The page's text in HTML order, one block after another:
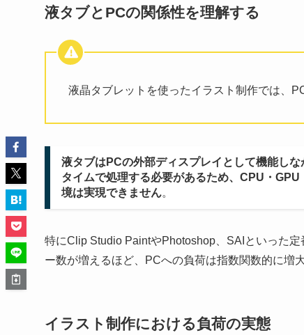
液タブとPCの関係性を理解する
液晶タブレットを使ったイラスト制作では、
液タブはPCの外部ディスプレイとして機能し
タイムで処理する必要があるため、CPU・
境は実現できません。
特にClip Studio PaintやPhotoshop、SAIといった
ー数が増えるほど、PCへの負荷は指数関数的に増
イラスト制作における負荷の実態